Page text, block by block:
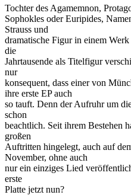
Tochter des Agamemnon,
Sophokles oder Euripides,
Strauss und
dramatische Figur in einem
die
Jahrtausende als Titelfigur
nur
konsequent, dass einer von
ihre erste EP auch
so tauft. Denn der Aufruhr um
schon
beachtlich. Seit ihrem Bestehen
großen
Auftritten hingelegt, auch auf
November, ohne auch
nur ein einziges Lied
erste
Platte jetzt nun?